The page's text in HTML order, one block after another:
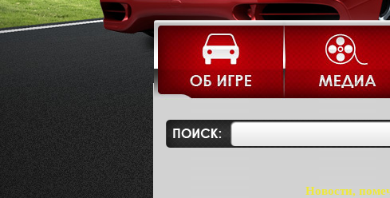
Новости,